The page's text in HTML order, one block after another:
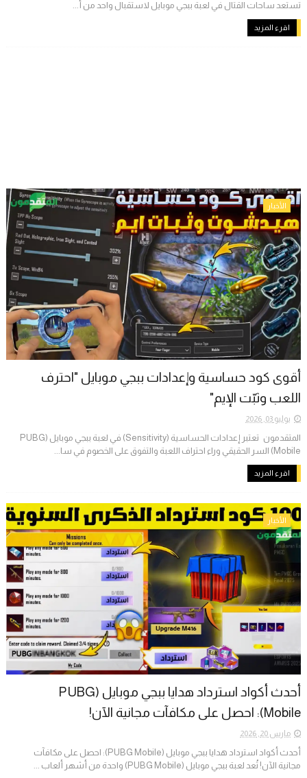
تستعد ساحات القتال في لعبة ببجي موبايل لاستقبال واحد من أ...
اقرء المزيد
الأخبار
أقوى كود حساسية وإعدادات ببجي موبايل "احترف
اللعب وثبّت الإيم"
يوليو 03, 2026
المتقدمون ​تعتبر إعدادات الحساسية (Sensitivity) في لعبة ببجي موبايل (PUBG
Mobile) السر الحقيقي وراء احتراف اللعبة والتفوق على الخصوم في سا...
اقرء المزيد
الأخبار
أحدث أكواد استرداد هدايا ببجي موبايل (PUBG
Mobile): احصل على مكافآت مجانية الآن!
مارس 20, 2026
أحدث أكواد استرداد هدايا ببجي موبايل (PUBG Mobile): احصل على مكافآت
مجانية الآن! ​تُعد لعبة ببجي موبايل (PUBG Mobile) واحدة من أشهر ألعاب ...